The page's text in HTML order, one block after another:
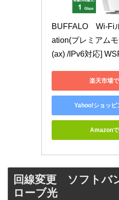
BUFFALO　Wi-Fi
ation(プレミアム
(ax) /IPv6対応]
楽天市場
Yahoo!ショッピ
Amazon
回線変更 ソフトバ
ローブ光